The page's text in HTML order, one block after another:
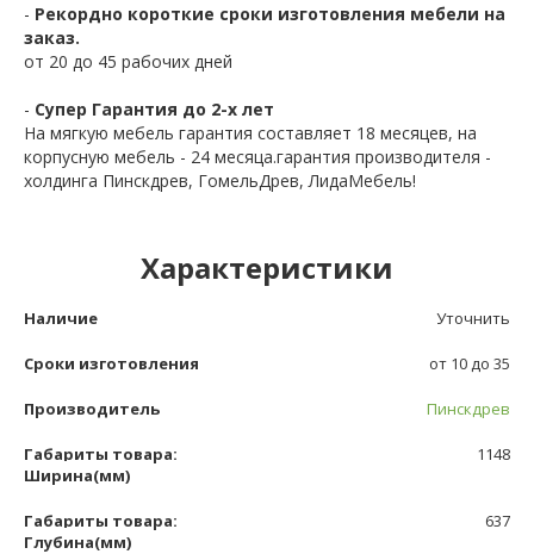
- Рекордно короткие сроки изготовления мебели на
заказ.
от 20 до 45 рабочих дней
- Супер Гарантия до 2-х лет
На мягкую мебель гарантия составляет 18 месяцев, на
корпусную мебель - 24 месяца.гарантия производителя -
холдинга Пинскдрев, ГомельДрев, ЛидаМебель!
Характеристики
Наличие Уточнить
Сроки изготовления от 10 до 35
Производитель Пинскдрев
Габариты товара:
Ширина(мм)
1148
Габариты товара:
Глубина(мм)
637